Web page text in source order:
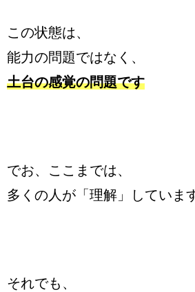
この状態は、
能力の問題ではなく、
土台の感覚の問題です
でお、ここまでは、
多くの人が「理解」していま
それでも、